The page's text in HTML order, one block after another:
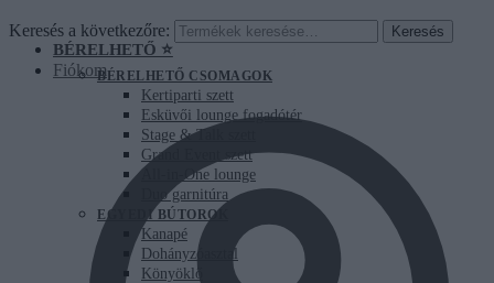
Keresés a következőre: Keresés
Fiókom
BÉRELHETŐ ⭐
BÉRELHETŐ CSOMAGOK
Kertiparti szett
Esküvői lounge fogadótér
Stage & Talk szett
Grand Event szett
All-in-One lounge
Duo garnitúra
EGYEDI BÚTOROK
Kanapé
Dohányzóasztal
Könyöklő